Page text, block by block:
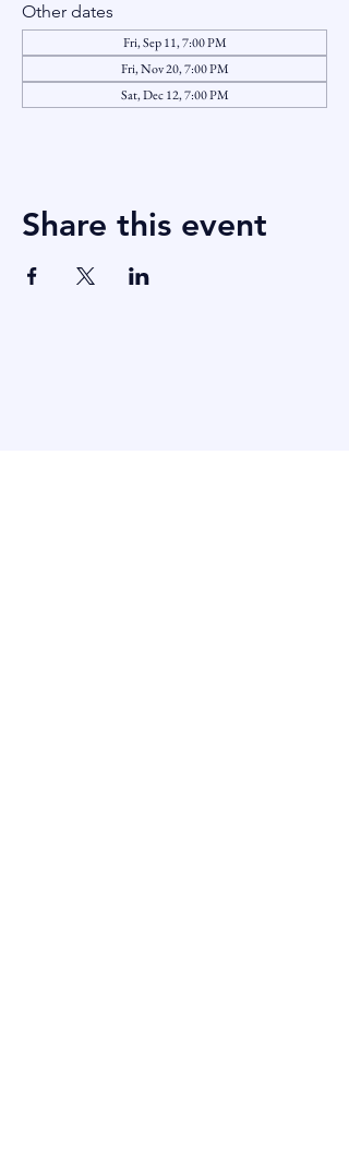
Other dates
Fri, Sep 11, 7:00 PM
Fri, Nov 20, 7:00 PM
Sat, Dec 12, 7:00 PM
Share this event